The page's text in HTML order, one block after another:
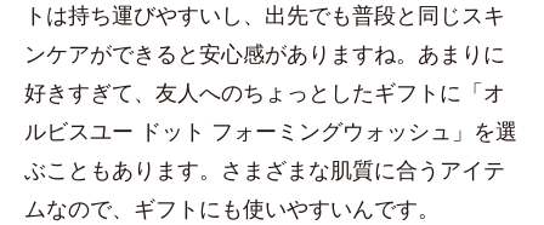
トは持ち運びやすいし、出先でも普段と同じスキ
ンケアができると安心感がありますね。あまりに
好きすぎて、友人へのちょっとしたギフトに「オ
ルビスユー ドット フォーミングウォッシュ」を選
ぶこともあります。さまざまな肌質に合うアイテ
ムなので、ギフトにも使いやすいんです。